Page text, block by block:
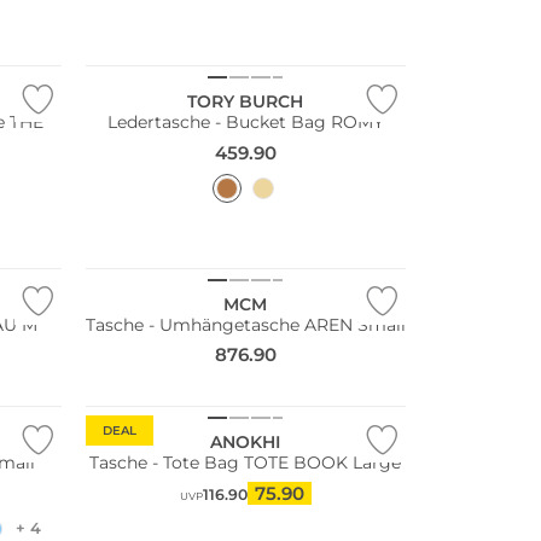
THE
TORY BURCH
Ledertasche - Bucket Bag ROMY
459.90
M
MCM
Tasche - Umhängetasche AREN Small
876.90
+ 4
DEAL
ANOKHI
Tasche - Tote Bag TOTE BOOK Large
UVP116.90 75.90